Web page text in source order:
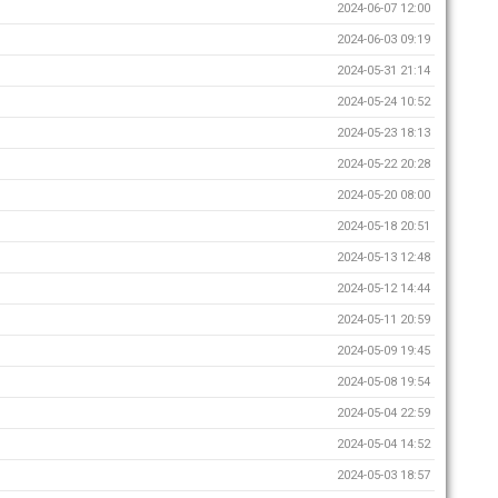
2024-06-07 12:00
2024-06-03 09:19
2024-05-31 21:14
2024-05-24 10:52
2024-05-23 18:13
2024-05-22 20:28
2024-05-20 08:00
2024-05-18 20:51
2024-05-13 12:48
2024-05-12 14:44
2024-05-11 20:59
2024-05-09 19:45
2024-05-08 19:54
2024-05-04 22:59
2024-05-04 14:52
2024-05-03 18:57